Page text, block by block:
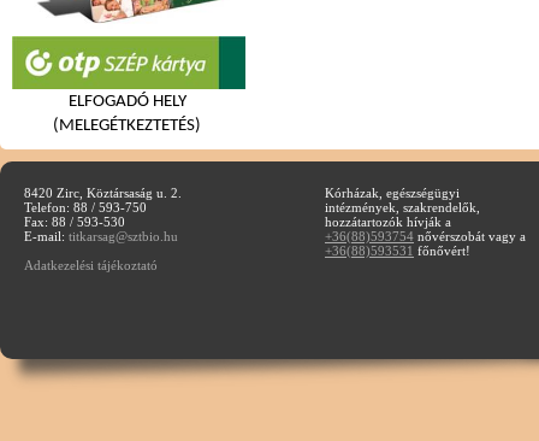
ELFOGADÓ HELY
(MELEGÉTKEZTETÉS)
8420 Zirc, Köztársaság u. 2.
Telefon: 88 / 593-750
Fax: 88 / 593-530
E-mail: titkarsag@sztbio.hu
Adatkezelési tájékoztató
Kórházak, egészségügyi
intézmények, szakrendelők,
hozzátartozók hívják a
+36(88)593754 nővérszobát vagy a
+36(88)593531 főnővért!